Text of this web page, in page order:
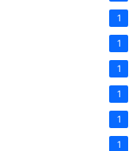
1
1
1
1
1
1